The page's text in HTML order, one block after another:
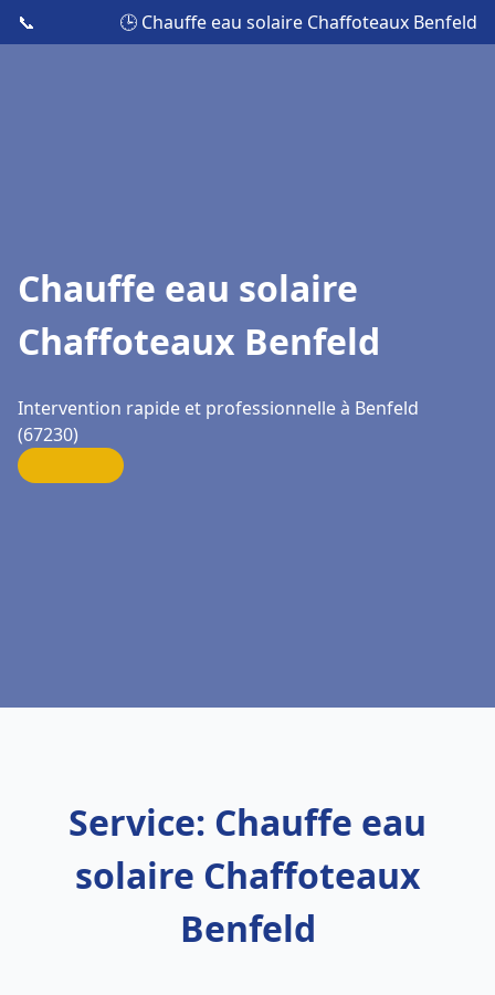
📞 🕒 Chauffe eau solaire Chaffoteaux Benfeld
Chauffe eau solaire
Chaffoteaux Benfeld
Intervention rapide et professionnelle à Benfeld
(67230)
Service: Chauffe eau
solaire Chaffoteaux
Benfeld